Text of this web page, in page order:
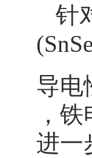
针
导电
，
进一